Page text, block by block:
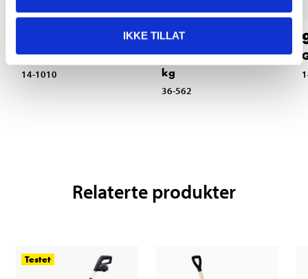
IKKE TILLAT
Strømiddel, 10 kg
14-1010
8990
Tinesalt/veisalt, 20
kg
36-562
Relaterte produkter
Testet